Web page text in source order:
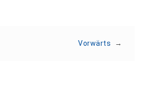
Vorwärts →